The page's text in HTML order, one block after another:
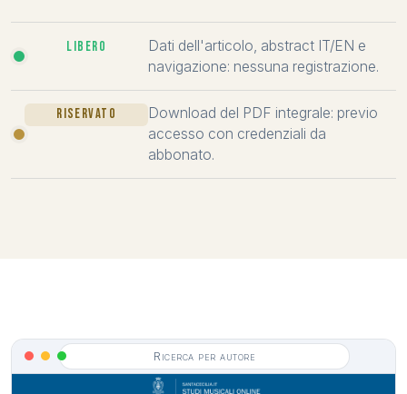
Libero
Dati dell'articolo, abstract IT/EN e
navigazione: nessuna registrazione.
Riservato
Download del PDF integrale: previo
accesso con credenziali da
abbonato.
Ricerca per autore